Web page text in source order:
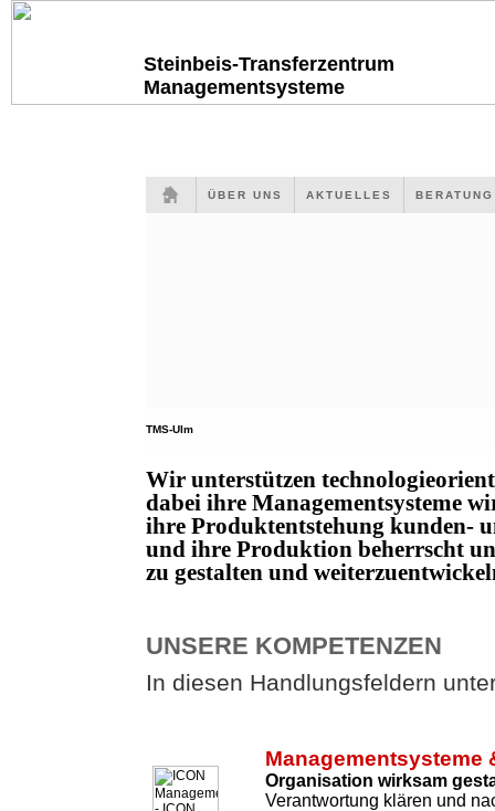
Steinbeis-Transferzentrum
Managementsysteme
ÜBER UNS AKTUELLES
TMS-Ulm
Wir unterstützen
dabei ihre Managementsysteme
ihre Produktentstehung kunden-
und ihre Produktion beherrscht
zu gestalten und
UNSERE KOMPETENZEN
In diesen Handlungsfeldern
Managementsysteme
Organisation wirksam
Verantwortung klären und